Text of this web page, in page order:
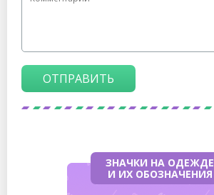
ОТПРАВИТЬ
ЗНАЧКИ НА ОДЕЖДЕ
И ИХ ОБОЗНАЧЕНИЯ